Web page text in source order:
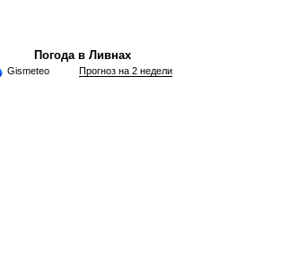
Погода в Ливнах
Gismeteo Прогноз на 2 недели